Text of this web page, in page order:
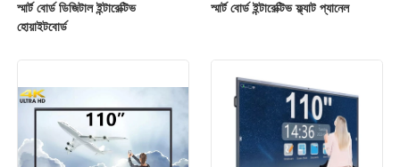
স্মার্ট বোর্ড ডিজিটাল ইন্টারেক্টিভ
হোয়াইটবোর্ড
স্মার্ট বোর্ড ইন্টারেক্টিভ ফ্ল্যাট প্যানেল